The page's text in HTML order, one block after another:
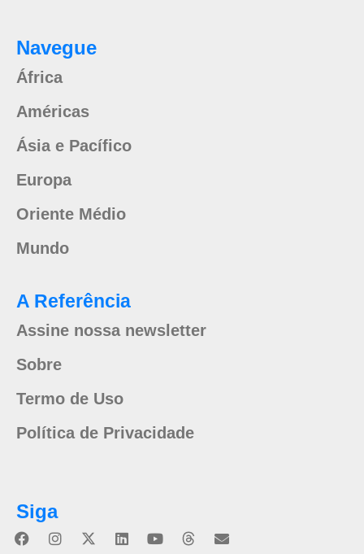
Navegue
África
Américas
Ásia e Pacífico
Europa
Oriente Médio
Mundo
A Referência
Assine nossa newsletter
Sobre
Termo de Uso
Política de Privacidade
Siga